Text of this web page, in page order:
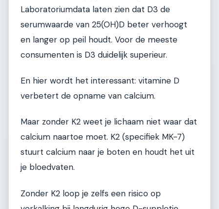
Laboratoriumdata laten zien dat D3 de
serumwaarde van 25(OH)D beter verhoogt
en langer op peil houdt. Voor de meeste
consumenten is D3 duidelijk superieur.
En hier wordt het interessant: vitamine D
verbetert de opname van calcium.
Maar zonder K2 weet je lichaam niet waar dat
calcium naartoe moet. K2 (specifiek MK-7)
stuurt calcium naar je boten en houdt het uit
je bloedvaten.
Zonder K2 loop je zelfs een risico op